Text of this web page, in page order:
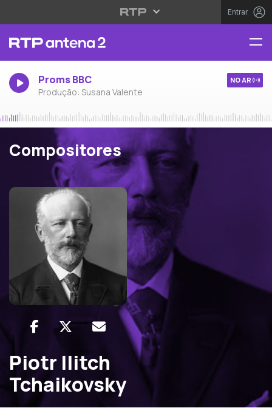
Entrar
Proms BBC
Produção: Susana Valente
NO AR
Compositores
Piotr Ilitch
Tchaikovsky